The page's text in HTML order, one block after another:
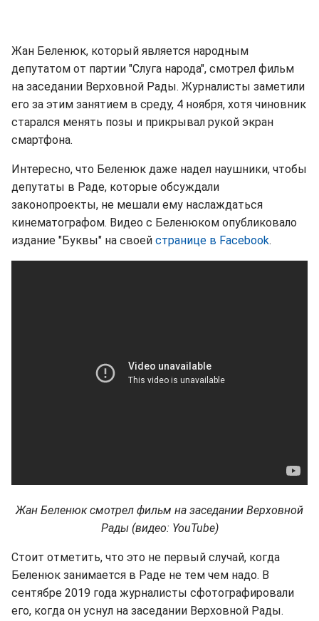
Жан Беленюк, который является народным
депутатом от партии "Слуга народа", смотрел фильм
на заседании Верховной Рады. Журналисты заметили
его за этим занятием в среду, 4 ноября, хотя чиновник
старался менять позы и прикрывал рукой экран
смартфона.
Интересно, что Беленюк даже надел наушники, чтобы
депутаты в Раде, которые обсуждали
законопроекты, не мешали ему наслаждаться
кинематографом. Видео с Беленюком опубликовало
издание "Буквы" на своей странице в Facebook.
Жан Беленюк смотрел фильм на заседании Верховной
Рады (видео: YouTube)
Стоит отметить, что это не первый случай, когда
Беленюк занимается в Раде не тем чем надо. В
сентябре 2019 года журналисты сфотографировали
его, когда он уснул на заседании Верховной Рады.